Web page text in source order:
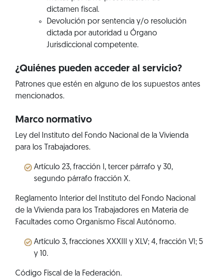
dictamen fiscal.
Devolución por sentencia y/o resolución
dictada por autoridad u Órgano
Jurisdiccional competente.
¿Quiénes pueden acceder al servicio?
Patrones que estén en alguno de los supuestos antes
mencionados.
Marco normativo
Ley del Instituto del Fondo Nacional de la Vivienda
para los Trabajadores.
Artículo 23, fracción I, tercer párrafo y 30,
segundo párrafo fracción X.
Reglamento Interior del Instituto del Fondo Nacional
de la Vivienda para los Trabajadores en Materia de
Facultades como Organismo Fiscal Autónomo.
Artículo 3, fracciones XXXIII y XLV; 4, fracción VI; 5
y 10.
Código Fiscal de la Federación.